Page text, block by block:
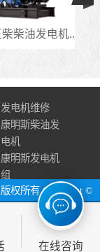
柴油发电机..
发电机维修
康明斯柴油发
电机
康明斯发电机
组
权所有 Copyright ©
网站地图
在线咨询